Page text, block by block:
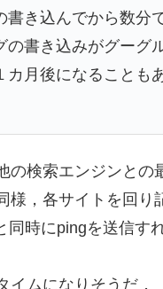
き込んでから数分
の書き込みがグーグ
月後になることも
の検索エンジンとの
様，各サイトを回り
同時にpingを送信す
イムになりそうだ．